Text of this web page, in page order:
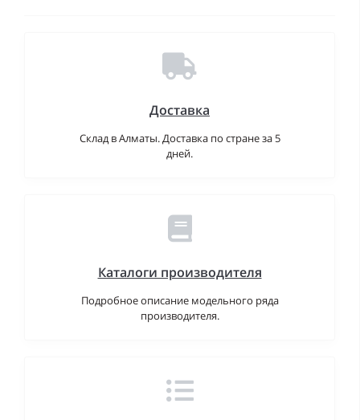
Доставка
Склад в Алматы. Доставка по стране за 5
дней.
Каталоги производителя
Подробное описание модельного ряда
производителя.